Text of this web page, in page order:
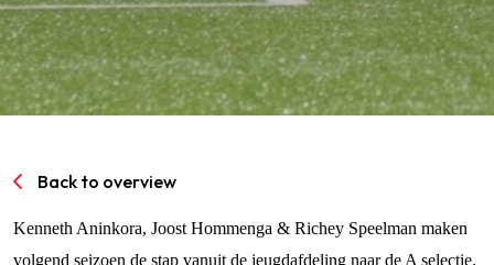
CONTACT
Back to overview
Kenneth Aninkora, Joost Hommenga & Richey Speelman maken
volgend seizoen de stap vanuit de jeugdafdeling naar de A selectie.